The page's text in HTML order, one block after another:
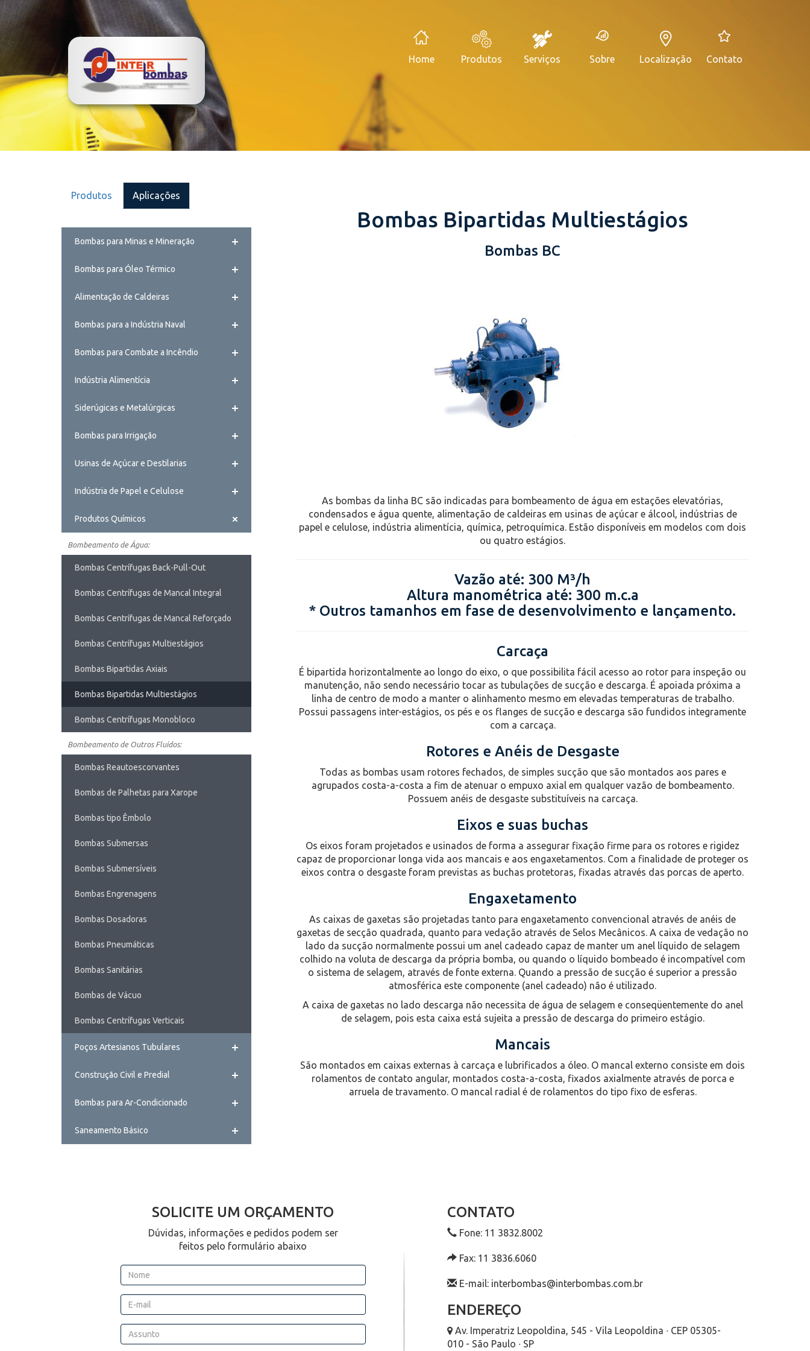
Home Produtos Serviços Sobre Localização Contato
Produtos Aplicações
Bombas para Minas e Mineração
Bombas para Óleo Térmico
Alimentação de Caldeiras
Bombas para a Indústria Naval
Bombas para Combate a Incêndio
Indústria Alimentícia
Siderúgicas e Metalúrgicas
Bombas para Irrigação
Usinas de Açúcar e Destilarias
Indústria de Papel e Celulose
Produtos Químicos
Bombeamento de Água:
Bombas Centrífugas Back-Pull-Out
Bombas Centrífugas de Mancal Integral
Bombas Centrífugas de Mancal Reforçado
Bombas Centrífugas Multiestágios
Bombas Bipartidas Axiais
Bombas Bipartidas Multiestágios
Bombas Centrífugas Monobloco
Bombeamento de Outros Fluídos:
Bombas Reautoescorvantes
Bombas de Palhetas para Xarope
Bombas tipo Êmbolo
Bombas Submersas
Bombas Submersíveis
Bombas Engrenagens
Bombas Dosadoras
Bombas Pneumáticas
Bombas Sanitárias
Bombas de Vácuo
Bombas Centrífugas Verticais
Poços Artesianos Tubulares
Construção Civil e Predial
Bombas para Ar-Condicionado
Saneamento Básico
Bombas Bipartidas Multiestágios
Bombas BC
As bombas da linha BC são indicadas para bombeamento de água em estações elevatórias,
condensados e água quente, alimentação de caldeiras em usinas de açúcar e álcool, indústrias de
papel e celulose, indústria alimentícia, química, petroquímica. Estão disponíveis em modelos com dois
ou quatro estágios.
Vazão até: 300 M³/h
Altura manométrica até: 300 m.c.a
* Outros tamanhos em fase de desenvolvimento e lançamento.
Carcaça
É bipartida horizontalmente ao longo do eixo, o que possibilita fácil acesso ao rotor para inspeção ou
manutenção, não sendo necessário tocar as tubulações de sucção e descarga. É apoiada próxima a
linha de centro de modo a manter o alinhamento mesmo em elevadas temperaturas de trabalho.
Possui passagens inter-estágios, os pés e os flanges de sucção e descarga são fundidos integramente
com a carcaça.
Rotores e Anéis de Desgaste
Todas as bombas usam rotores fechados, de simples sucção que são montados aos pares e
agrupados costa-a-costa a fim de atenuar o empuxo axial em qualquer vazão de bombeamento.
Possuem anéis de desgaste substituíveis na carcaça.
Eixos e suas buchas
Os eixos foram projetados e usinados de forma a assegurar fixação firme para os rotores e rigidez
capaz de proporcionar longa vida aos mancais e aos engaxetamentos. Com a finalidade de proteger os
eixos contra o desgaste foram previstas as buchas protetoras, fixadas através das porcas de aperto.
Engaxetamento
As caixas de gaxetas são projetadas tanto para engaxetamento convencional através de anéis de
gaxetas de secção quadrada, quanto para vedação através de Selos Mecânicos. A caixa de vedação no
lado da sucção normalmente possui um anel cadeado capaz de manter um anel líquido de selagem
colhido na voluta de descarga da própria bomba, ou quando o líquido bombeado é incompatível com
o sistema de selagem, através de fonte externa. Quando a pressão de sucção é superior a pressão
atmosférica este componente (anel cadeado) não é utilizado.
A caixa de gaxetas no lado descarga não necessita de água de selagem e conseqüentemente do anel
de selagem, pois esta caixa está sujeita a pressão de descarga do primeiro estágio.
Mancais
São montados em caixas externas à carcaça e lubrificados a óleo. O mancal externo consiste em dois
rolamentos de contato angular, montados costa-a-costa, fixados axialmente através de porca e
arruela de travamento. O mancal radial é de rolamentos do tipo fixo de esferas.
SOLICITE UM ORÇAMENTO
Dúvidas, informações e pedidos podem ser
feitos pelo formulário abaixo
CONTATO
Fone: 11 3832.8002
Fax: 11 3836.6060
E-mail: interbombas@interbombas.com.br
ENDEREÇO
Av. Imperatriz Leopoldina, 545 - Vila Leopoldina ∙ CEP 05305-
010 - São Paulo ∙ SP